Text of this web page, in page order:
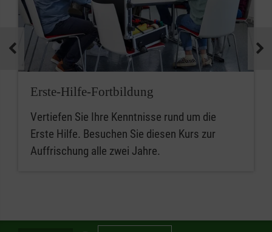
Erste-Hilfe-Fortbildung
Vertiefen Sie Ihre Kenntnisse rund um die
Erste Hilfe. Besuchen Sie diesen Kurs zur
Auffrischung alle zwei Jahre.